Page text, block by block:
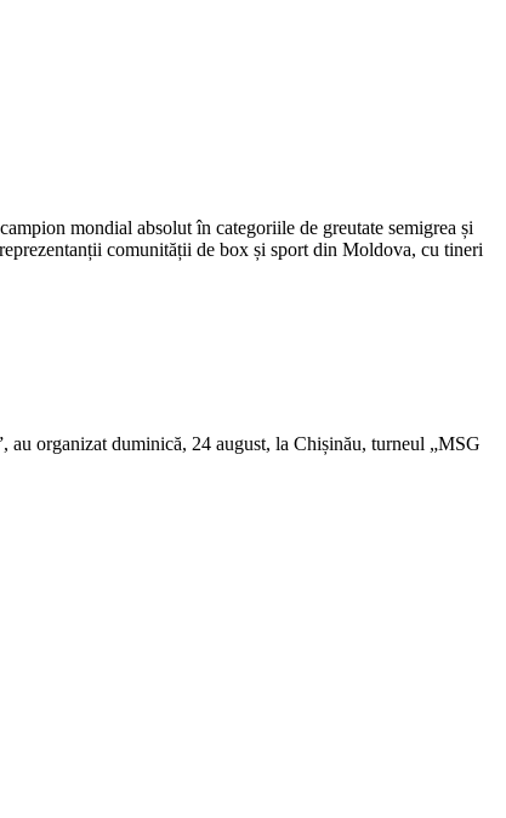
mondial absolut în categoriile de greutate semigrea și
comunității de box și sport din Moldova, cu tineri
organizat duminică, 24 august, la Chișinău, turneul „MSG